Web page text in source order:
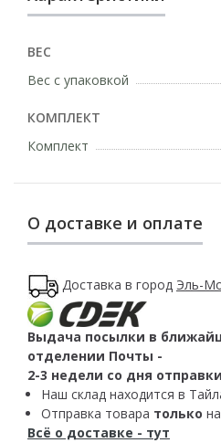
ВЕС
Вес с упаковкой
КОМПЛЕКТ
Комплект
О доставке и оплате
Доставка в город Эль-
Выдача посылки в
отделении Почты -
2-3 недели со дня отправки
Наш склад находится в
Отправка товара только
Всё о доставке - тут